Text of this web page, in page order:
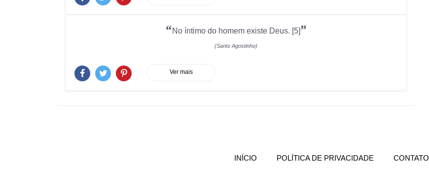
“No íntimo do homem existe Deus. [5]”
(Santo Agostinho)
Ver mais
INÍCIO(CURRENT)POLÍTICA DE PRIVACIDADE CONTATO